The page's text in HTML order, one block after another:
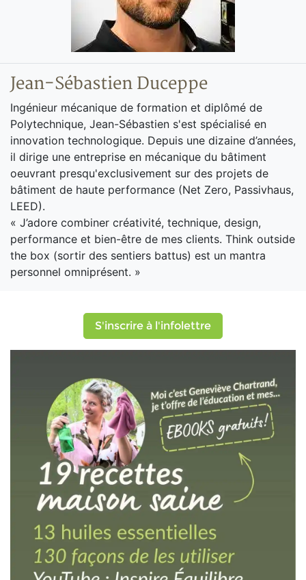
Jean-Sébastien Duceppe
Ingénieur mécanique de formation et diplômé de
Polytechnique, Jean-Sébastien s'est spécialisé en
innovation technologique. Depuis une dizaine d’années,
il dirige une entreprise en mécanique du bâtiment
oeuvrant presqu'exclusivement sur des projets de
bâtiment de haute performance (Net Zero, Passivhaus,
LEED).
« J’adore combiner créativité, technique, design,
performance et bien-être de mes clients. Think outside
the box (sortir des sentiers battus) est un mantra
personnel omniprésent. »
S'inscrire à l'infolettre